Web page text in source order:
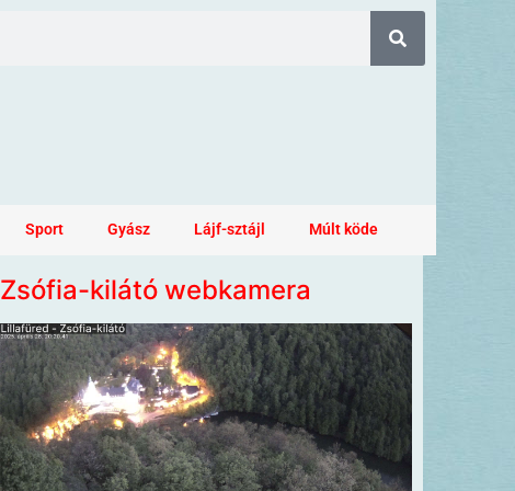
Sport Gyász Lájf-sztájl Múlt köde
Zsófia-kilátó webkamera